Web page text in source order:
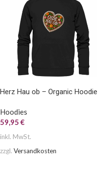
Herz Hau ob – Organic Hoodie
Hoodies
59,95 €
inkl. MwSt.
zzgl. Versandkosten